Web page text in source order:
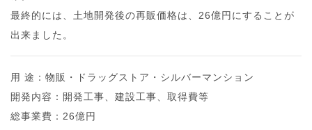
最終的には、⼟地開発後の再販価格は、26億円にすることが
出来ました。
用 途：物販・ドラッグストア・シルバーマンション
開発内容：開発工事、建設工事、取得費等
総事業費：26億円